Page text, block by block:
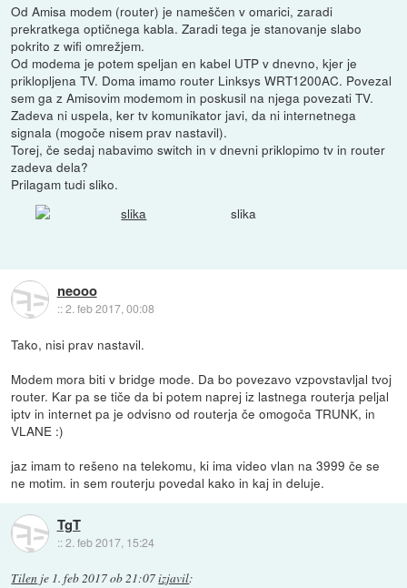
Od Amisa modem (router) je nameščen v omarici, zaradi
prekratkega optičnega kabla. Zaradi tega je stanovanje slabo
pokrito z wifi omrežjem.
Od modema je potem speljan en kabel UTP v dnevno, kjer je
priklopljena TV. Doma imamo router Linksys WRT1200AC. Povezal
sem ga z Amisovim modemom in poskusil na njega povezati TV.
Zadeva ni uspela, ker tv komunikator javi, da ni internetnega
signala (mogoče nisem prav nastavil).
Torej, če sedaj nabavimo switch in v dnevni priklopimo tv in router
zadeva dela?
Prilagam tudi sliko.
slika
neooo
::2. feb 2017, 00:08
Tako, nisi prav nastavil.
Modem mora biti v bridge mode. Da bo povezavo vzpovstavljal tvoj
router. Kar pa se tiče da bi potem naprej iz lastnega routerja peljal
iptv in internet pa je odvisno od routerja če omogoča TRUNK, in
VLANE :)
jaz imam to rešeno na telekomu, ki ima video vlan na 3999 če se
ne motim. in sem routerju povedal kako in kaj in deluje.
TgT
::2. feb 2017, 15:24
Tilen je 1. feb 2017 ob 21:07izjavil: